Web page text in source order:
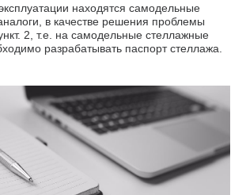
находятся самодельные
в качестве решения проблемы
2, т.е. на самодельные стеллажные
разрабатывать паспорт стеллажа.